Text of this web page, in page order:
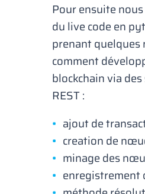
Pour ensuite
du live code en
prenant quelques
comment
blockchain via
REST :
ajout de
creation de
minage des
enregistrement